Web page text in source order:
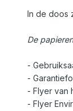
In de doos
De
-
-
- Flyer van
- Flyer